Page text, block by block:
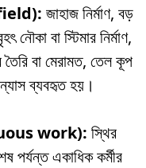
জাহাজ নির্মাণ, বড়
নৌকা বা স্টিমার নির্মাণ,
তৈরি বা মেরামত, তেল কূপ
ব্যবহৃত হয়।
work): স্থির
পর্যন্ত একাধিক কর্মীর